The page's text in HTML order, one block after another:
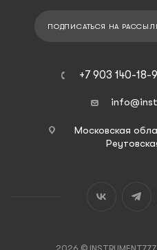
ПОДПИСАТЬСЯ НА
+7 903 140-18-
Московская